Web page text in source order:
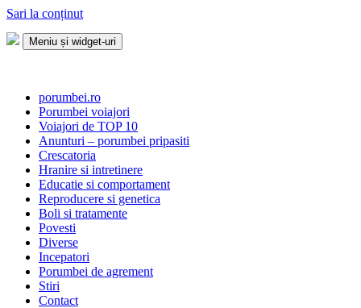
Sari la conținut
Meniu și widget-uri
porumbei.ro
Porumbei voiajori
Voiajori de TOP 10
Anunturi – porumbei pripasiti
Crescatoria
Hranire si intretinere
Educatie si comportament
Reproducere si genetica
Boli si tratamente
Povesti
Diverse
Incepatori
Porumbei de agrement
Stiri
Contact